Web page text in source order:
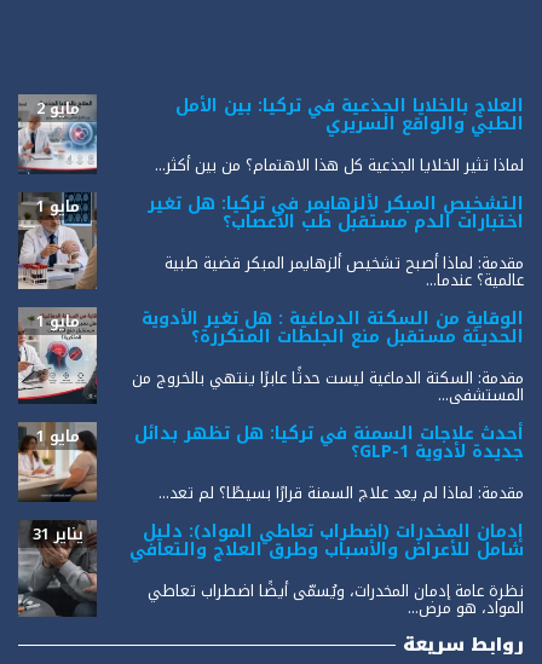
العلاج بالخلايا الجذعية في تركيا: بين الأمل
الطبي والواقع السريري
مايو 2
لماذا تثير الخلايا الجذعية كل هذا الاهتمام؟ من بين أكثر...
التشخيص المبكر لألزهايمر في تركيا: هل تغير
اختبارات الدم مستقبل طب الأعصاب؟
مايو 1
مقدمة: لماذا أصبح تشخيص ألزهايمر المبكر قضية طبية
عالمية؟ عندما...
الوقاية من السكتة الدماغية : هل تغير الأدوية
الحديثة مستقبل منع الجلطات المتكررة؟
مايو 1
مقدمة: السكتة الدماغية ليست حدثًا عابرًا ينتهي بالخروج من
المستشفى...
أحدث علاجات السمنة في تركيا: هل تظهر بدائل
جديدة لأدوية GLP-1؟
مايو 1
مقدمة: لماذا لم يعد علاج السمنة قرارًا بسيطًا؟ لم تعد...
إدمان المخدرات (اضطراب تعاطي المواد): دليل
شامل للأعراض والأسباب وطرق العلاج والتعافي
يناير 31
نظرة عامة إدمان المخدرات، ويُسمّى أيضًا اضطراب تعاطي
المواد، هو مرض...
روابط سريعة